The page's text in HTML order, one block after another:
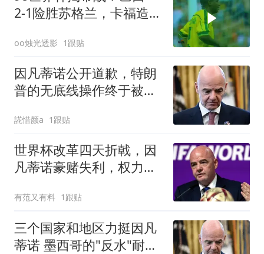
2‑1险胜苏格兰，卡福造乌
oo烛光透影 1跟贴
因凡蒂诺公开道歉，特朗
普的无底线操作终于被欧
誮惜颜a 1跟贴
世界杯改革四天折戟，因
凡蒂诺豪赌失利，权力博
有范又有料 1跟贴
三个国家和地区力挺因凡
蒂诺 墨西哥的"反水"耐人